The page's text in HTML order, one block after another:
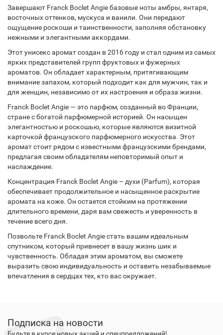
Завершают Franck Boclet Angie базовые ноты амбры, янтаря,
восточных оттенков, мускуса и ванили. Они передают
ощущение роскоши и таинственности, заполняя обстановку
нежными и элегантными аккордами.
Этот унисекс аромат создан в 2016 году и стал одним из самых
ярких представителей групп фруктовых и фужерных
ароматов. Он обладает характерным, притягивающим
внимание запахом, который подходит как для мужчин, так и
для женщин, независимо от их настроения и образа жизни.
Franck Boclet Angie — это парфюм, созданный во Франции,
стране с богатой парфюмерной историей. Он насыщен
элегантностью и роскошью, которые являются визитной
карточкой французского парфюмерного искусства. Этот
аромат стоит рядом с известными французскими брендами,
предлагая своим обладателям неповторимый опыт и
наслаждение.
Концентрация Franck Boclet Angie – духи (Parfum), которая
обеспечивает продолжительное и насыщенное раскрытие
аромата на коже. Он остается стойким на протяжении
длительного времени, даря вам свежесть и уверенность в
течение всего дня.
Позвольте Franck Boclet Angie стать вашим идеальным
спутником, который привнесет в вашу жизнь шик и
чувственность. Обладая этим ароматом, вы сможете
выразить свою индивидуальность и оставить незабываемые
впечатления в сердцах тех, кто вас окружает.
Подписка на новости